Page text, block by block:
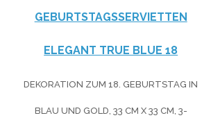
GEBURTSTAGSSERVIETTEN
ELEGANT TRUE BLUE 18
DEKORATION ZUM 18. GEBURTSTAG IN
BLAU UND GOLD, 33 CM X 33 CM, 3-